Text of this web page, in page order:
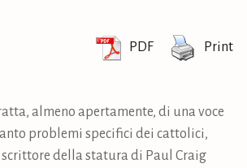
PDF Print
almeno apertamente, di una voce
problemi specifici dei cattolici,
della statura di Paul Craig